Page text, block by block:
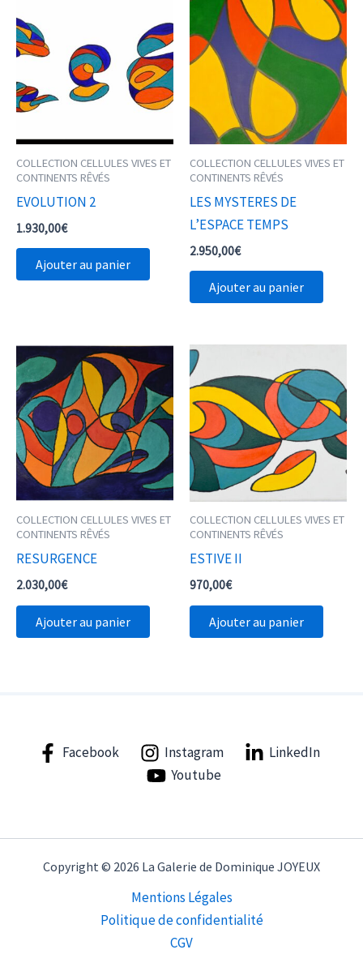
COLLECTION CELLULES VIVES ET
CONTINENTS RÊVÉS
EVOLUTION 2
1.930,00€
Ajouter au panier
COLLECTION CELLULES VIVES ET
CONTINENTS RÊVÉS
LES MYSTERES DE
L’ESPACE TEMPS
2.950,00€
Ajouter au panier
COLLECTION CELLULES VIVES ET
CONTINENTS RÊVÉS
RESURGENCE
2.030,00€
Ajouter au panier
COLLECTION CELLULES VIVES ET
CONTINENTS RÊVÉS
ESTIVE II
970,00€
Ajouter au panier
Facebook Instagram
LinkedIn
Youtube
Copyright © 2026 La Galerie de Dominique JOYEUX
Mentions Légales
Politique de confidentialité
CGV